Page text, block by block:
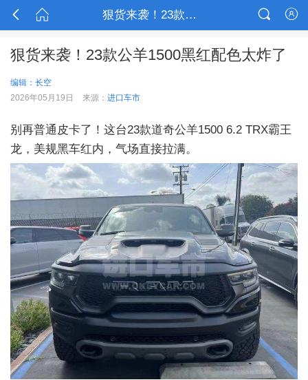
  狠货来袭！23款公羊1500黑红配色太炸了 

狠货来袭！23款公羊1500黑红配色太炸了
编辑：长空
2026年05月19日
来源： 进口车市
别再普通皮卡了！这台23款道奇公羊1500 6.2 TRX霸王
龙，美规黑车红内，气场直接拉满。